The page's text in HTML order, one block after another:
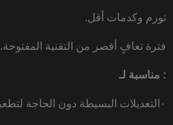
تورم وكدمات أقل.
فترة تعافٍ أقصر من التقنية المفتوحة.
: مناسبة لـ
٠التعديلات البسيطة دون الحاجة لتطعيمات واسعة